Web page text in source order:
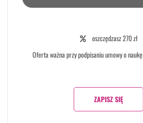
oszczędzasz 270 zł
Oferta ważna przy podpisaniu umowy o
ZAPISZ SIĘ